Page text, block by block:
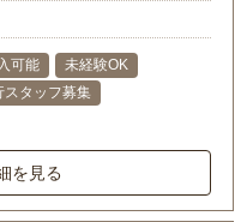
可能
未経験OK
スタッフ募集
を見る